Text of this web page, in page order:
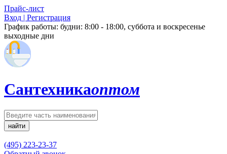
Прайс-лист
Вход | Регистрация
График работы: будни: 8:00 - 18:00, суббота и воскресенье
выходные дни
Сантехникаоптом
найти
(495) 223-23-37